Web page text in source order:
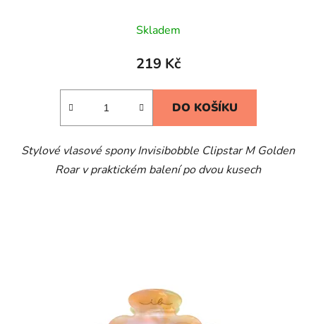
Skladem
219 Kč
DO KOŠÍKU
Stylové vlasové spony Invisibobble Clipstar M Golden
Roar v praktickém balení po dvou kusech